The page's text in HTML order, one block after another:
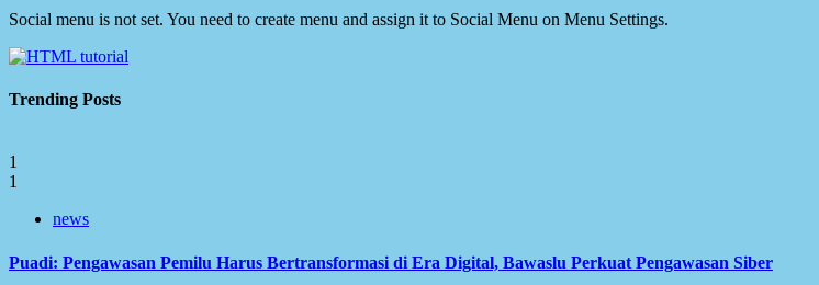
Social menu is not set. You need to create menu and assign it to Social Menu on Menu Settings.
Trending Posts
1
1
news
Puadi: Pengawasan Pemilu Harus Bertransformasi di Era Digital, Bawaslu Perkuat Pengawasan Siber